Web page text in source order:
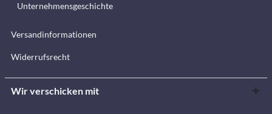
Unternehmensgeschichte
Versandinformationen
Widerrufsrecht
Wir verschicken mit